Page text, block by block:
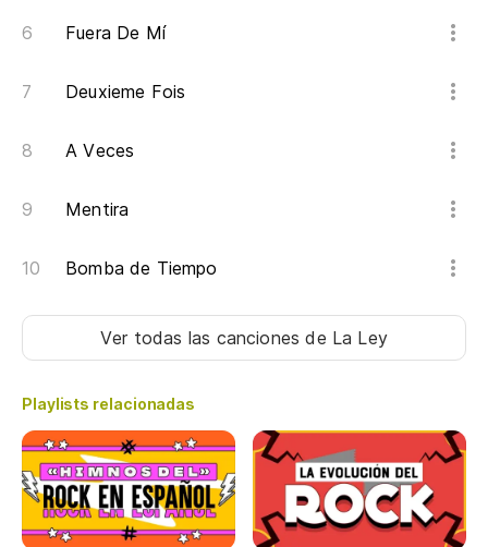
Fuera De Mí
Deuxieme Fois
A Veces
Mentira
Bomba de Tiempo
Ver todas las cancionesde La Ley
Playlists relacionadas